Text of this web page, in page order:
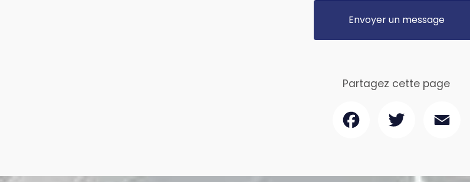
Envoyer un message
Partagez cette page